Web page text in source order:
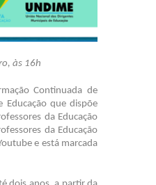
às 16h
Continuada de
Educação que dispõe
da Educação
da Educação
e está marcada